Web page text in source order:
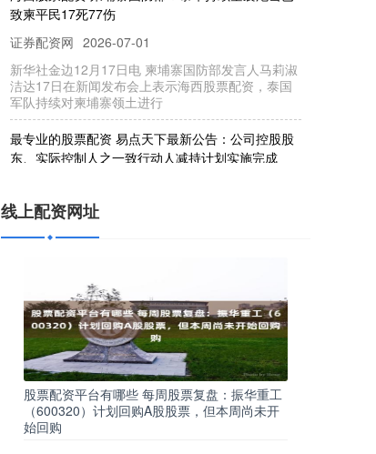
证券配资网 2026-07-01
新华社金边12月17日电 柬埔寨国防部发言人马莉淑
洁达17日在新闻发布会上表示海西股票配资，泰国
军队持续对柬埔寨领土进行
最专业的股票配资 易点天下最新公告：公司控股股
东、实际控制人之一致行动人减持计划实施完成
线上配资网址 2026-07-02
控制人邹小武之一致行动人宁波众点易企业管理合
伙企业(有限合伙)已
线上配资网址 2026-07-22
7月13日，盖世汽车获悉，科思创与比亚迪宣布签署
谅解备忘录，正式确立长期战略合作伙伴关系。双
方将不再局限于传统供需模式，
券商配资平台 光弘科技获得实用新型专利授权：“一
种螺钉锁附半自动平台”
线上配资网址
股票配资平台有哪些 每周股票复盘：振华重工
（600320）计划回购A股股票，但本周尚未开
始回购